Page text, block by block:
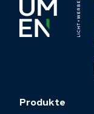
Produkte